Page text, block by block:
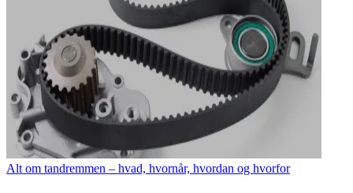
Alt om tandremmen – hvad, hvornår, hvordan og hvorfor